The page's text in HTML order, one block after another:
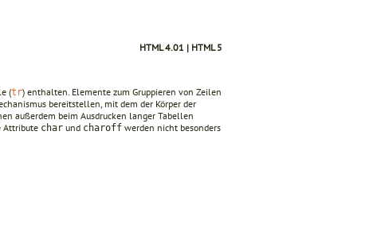
HTML 4.01 | HTML 5
(tr) enthalten. Elemente zum Gruppieren von Zeilen
bereitstellen, mit dem der Körper der
außerdem beim Ausdrucken langer Tabellen
Attribute char und charoff werden nicht besonders